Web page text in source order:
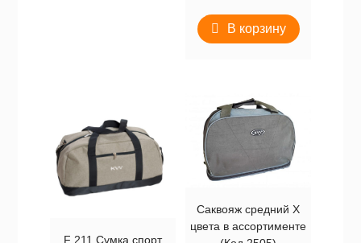
В корзину
F 211 Сумка спорт
Саквояж средний Х
цвета в ассортименте